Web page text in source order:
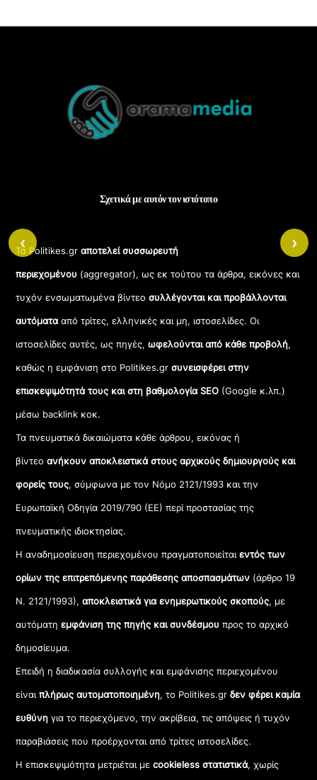
Top
Σχετικά με αυτόν τον ιστότοπο
Το Politikes.grαποτελεί συσσωρευτή
περιεχομένου (aggregator), ως εκ τούτου τα άρθρα, εικόνες και
τυχόν ενσωματωμένα βίντεοσυλλέγονται και προβάλλονται
αυτόματααπό τρίτες, ελληνικές και μη, ιστοσελίδες. Οι
ιστοσελίδες αυτές, ως πηγές,ωφελούνται από κάθε προβολή,
καθώς η εμφάνιση στο Politikes.gr συνεισφέρει στην
επισκεψιμότητά τους και στη βαθμολογία SEO (Google κ.λπ.)
μέσω backlink κοκ.
Τα πνευματικά δικαιώματα κάθε άρθρου, εικόνας ή
βίντεοανήκουν αποκλειστικά στους αρχικούς δημιουργούς και
φορείς τους, σύμφωνα με τον Νόμο 2121/1993 και την
Ευρωπαϊκή Οδηγία 2019/790 (ΕΕ) περί προστασίας της
πνευματικής ιδιοκτησίας.
Η αναδημοσίευση περιεχομένου πραγματοποιείταιεντός των
ορίων της επιτρεπόμενης παράθεσης αποσπασμάτων (άρθρο 19
Ν. 2121/1993), αποκλειστικά για ενημερωτικούς σκοπούς, με
αυτόματηεμφάνιση της πηγής και συνδέσμου προς το αρχικό
δημοσίευμα.
Επειδή η διαδικασία συλλογής και εμφάνισης περιεχομένου
είναιπλήρως αυτοματοποιημένη, το Politikes.grδεν φέρει καμία
ευθύνη για το περιεχόμενο, την ακρίβεια, τις απόψεις ή τυχόν
παραβιάσεις που προέρχονται από τρίτες ιστοσελίδες.
Η επισκεψιμότητα μετριέται μεcookieless στατιστικά, χωρίς
‹ ›